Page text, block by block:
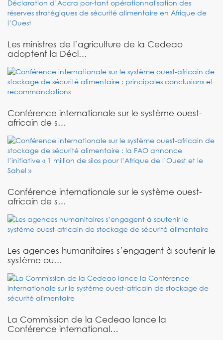
Les ministres de l’agriculture de la Cedeao
adoptent la Décl…
Conférence internationale sur le système ouest-
africain de s…
Conférence internationale sur le système ouest-
africain de s…
Les agences humanitaires s’engagent à soutenir le
système ou…
La Commission de la Cedeao lance la
Conférence international…